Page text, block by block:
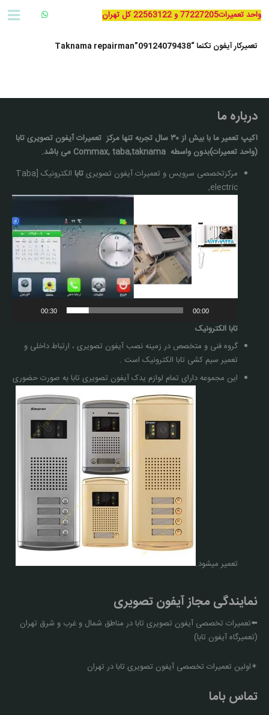
واحد تعمیرات77227205 و 22563122 کل تهران
تعمیرکار آیفون تکنما “09124079438”Taknama repairman
درباره ما
اکیپ تعمیر ما با بيش از ۳۰ سال تجربه تنها مركز تعمیرات آيفون تصويری تابا
(واحد تعمیرات)بدون واسطه Commax, taba,taknama می باشد.
مرکزتخصصی سرویس و تعمیرات آیفون تصویریتابا
الکترونیک [Taba
electric,
00:00
00:30
تابا الکترونیک
گروه فنی و متخصص در زمینه نصب آیفون تصویری ، ارتباط داخلی و
تعمیر سیم کشی تابا الکترونیک است .
این مجموعه دارای تمام لوازم یدک آیفون تصویری تابا به صورت حضوری
تعمیر میشود.
نمایندگی مجاز آیفون تصویری
⬅️تعمیرات تخصصی آیفون تصویری تابا در مناطق شمال و غرب و شرق تهران
(تعمیرگاه آیفون تابا)
✴اولین تعمیرات تخصصی آیفون تصویری تابا در تهران
تماس باما